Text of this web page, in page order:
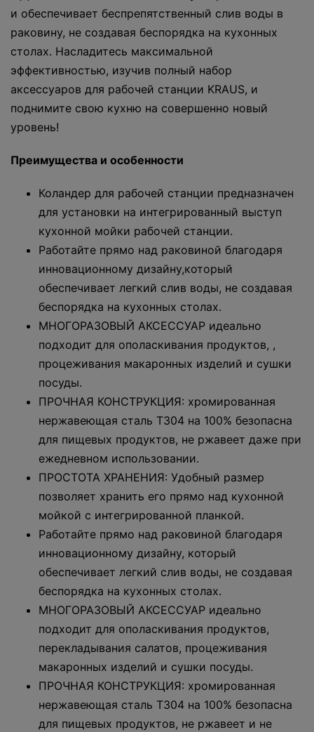
и обеспечивает беспрепятственный слив воды в
раковину, не создавая беспорядка на кухонных
столах. Насладитесь максимальной
эффективностью, изучив полный набор
аксессуаров для рабочей станции KRAUS, и
поднимите свою кухню на совершенно новый
уровень!
Преимущества и особенности
Коландер для рабочей станции предназначен
для установки на интегрированный выступ
кухонной мойки рабочей станции.
Работайте прямо над раковиной благодаря
инновационному дизайну,который
обеспечивает легкий слив воды, не создавая
беспорядка на кухонных столах.
МНОГОРАЗОВЫЙ АКСЕССУАР идеально
подходит для ополаскивания продуктов, ,
процеживания макаронных изделий и сушки
посуды.
ПРОЧНАЯ КОНСТРУКЦИЯ: хромированная
нержавеющая сталь T304 на 100% безопасна
для пищевых продуктов, не ржавеет даже при
ежедневном использовании.
ПРОСТОТА ХРАНЕНИЯ: Удобный размер
позволяет хранить его прямо над кухонной
мойкой с интегрированной планкой.
Работайте прямо над раковиной благодаря
инновационному дизайну, который
обеспечивает легкий слив воды, не создавая
беспорядка на кухонных столах.
МНОГОРАЗОВЫЙ АКСЕССУАР идеально
подходит для ополаскивания продуктов,
перекладывания салатов, процеживания
макаронных изделий и сушки посуды.
ПРОЧНАЯ КОНСТРУКЦИЯ: хромированная
нержавеющая сталь T304 на 100% безопасна
для пищевых продуктов, не ржавеет и не